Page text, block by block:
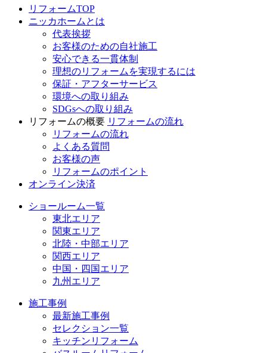
リフォームTOP
ニッカホームとは
代表挨拶
お客様のための自社施工
安心できる一貫体制
理想のリフォームを実現するには
保証・アフターサービス
環境への取り組み
SDGsへの取り組み
リフォームの概要 リフォームの流れ
リフォームの流れ
よくある質問
お客様の声
リフォームのポイント
オンライン決済
ショールーム一覧
東北エリア
関東エリア
北陸・中部エリア
関西エリア
中国・四国エリア
九州エリア
施工事例
最新施工事例
セレクション一覧
キッチンリフォーム